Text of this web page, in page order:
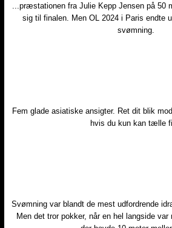
...præstationen fra Julie Kepp Jensen på 50
sig til finalen. Men OL 2024 i Paris endte
svømning.
Fem glade asiatiske ansigter. Ret dit blik
hvis du kun kan tælle
Svømning var blandt de mest udfordrende
Men det tror pokker, når en hel langside var